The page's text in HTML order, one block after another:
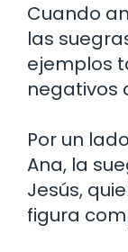
Cuando
las
ejemplos
negativos
Por un
Ana, la
Jesús,
figura